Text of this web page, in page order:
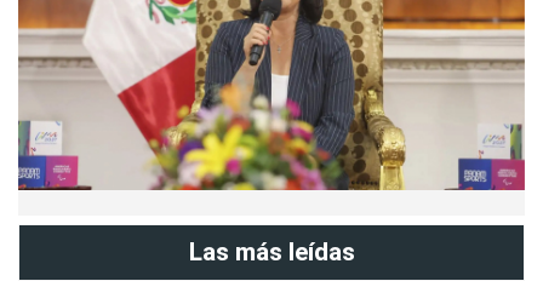
Las más leídas